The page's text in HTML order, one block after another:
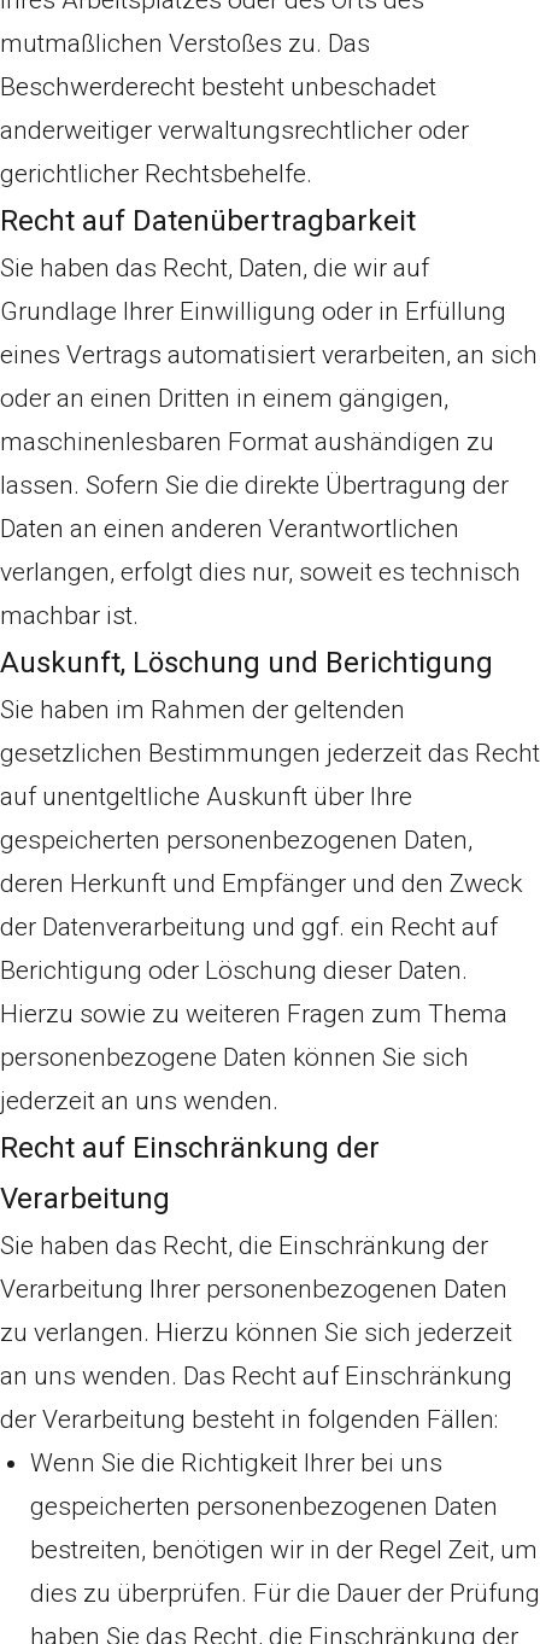
mutmaßlichen Verstoßes zu. Das
Beschwerderecht besteht unbeschadet
anderweitiger verwaltungsrechtlicher oder
gerichtlicher Rechtsbehelfe.
Recht auf Daten­übertrag­barkeit
Sie haben das Recht, Daten, die wir auf
Grundlage Ihrer Einwilligung oder in Erfüllung
eines Vertrags automatisiert verarbeiten, an sich
oder an einen Dritten in einem gängigen,
maschinenlesbaren Format aushändigen zu
lassen. Sofern Sie die direkte Übertragung der
Daten an einen anderen Verantwortlichen
verlangen, erfolgt dies nur, soweit es technisch
machbar ist.
Auskunft, Löschung und Berichtigung
Sie haben im Rahmen der geltenden
gesetzlichen Bestimmungen jederzeit das Recht
auf unentgeltliche Auskunft über Ihre
gespeicherten personenbezogenen Daten,
deren Herkunft und Empfänger und den Zweck
der Datenverarbeitung und ggf. ein Recht auf
Berichtigung oder Löschung dieser Daten.
Hierzu sowie zu weiteren Fragen zum Thema
personenbezogene Daten können Sie sich
jederzeit an uns wenden.
Recht auf Einschränkung der
Verarbeitung
Sie haben das Recht, die Einschränkung der
Verarbeitung Ihrer personenbezogenen Daten
zu verlangen. Hierzu können Sie sich jederzeit
an uns wenden. Das Recht auf Einschränkung
der Verarbeitung besteht in folgenden Fällen:
Wenn Sie die Richtigkeit Ihrer bei uns
gespeicherten personenbezogenen Daten
bestreiten, benötigen wir in der Regel Zeit, um
dies zu überprüfen. Für die Dauer der Prüfung
haben Sie das Recht, die Einschränkung der